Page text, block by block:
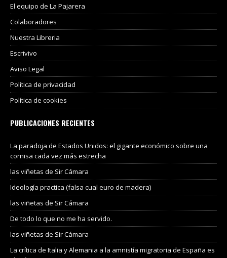
El equipo de La Pajarera
Colaboradores
Nuestra Libreria
Escrivivo
Aviso Legal
Política de privacidad
Política de cookies
PUBLICACIONES RECIENTES
La paradoja de Estados Unidos: el gigante económico sobre una
cornisa cada vez más estrecha
las viñetas de Sir Cámara
Ideología practica (falsa cual euro de madera)
las viñetas de Sir Cámara
De todo lo que no me ha servido.
las viñetas de Sir Cámara
La crítica de Italia y Alemania a la amnistía migratoria de España es